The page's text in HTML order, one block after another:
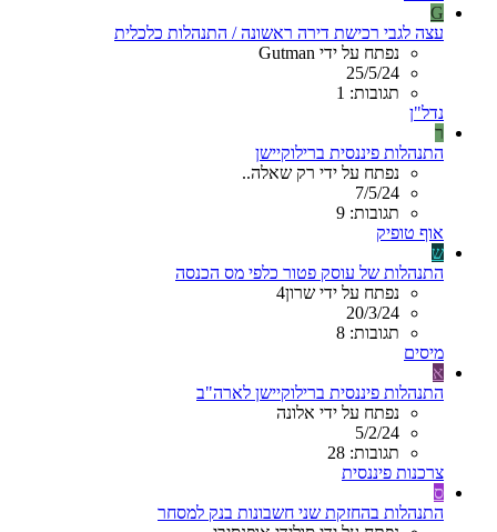
G
עצה לגבי רכישת דירה ראשונה / התנהלות כלכלית
נפתח על ידי Gutman
25/5/24
תגובות: 1
נדל"ן
ר
התנהלות פיננסית ברילוקיישן
נפתח על ידי רק שאלה..
7/5/24
תגובות: 9
אוף טופיק
ש
התנהלות של עוסק פטור כלפי מס הכנסה
נפתח על ידי שרון4
20/3/24
תגובות: 8
מיסים
א
התנהלות פיננסית ברילוקיישן לארה"ב
נפתח על ידי אלונה
5/2/24
תגובות: 28
צרכנות פיננסית
ס
התנהלות בהחזקת שני חשבונות בנק למסחר